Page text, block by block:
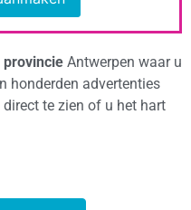
provincie Antwerpen waar u
honderden advertenties
direct te zien of u het hart